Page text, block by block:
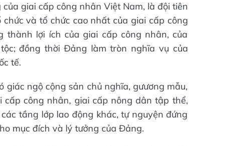
giai cấp công nhân Việt Nam, là đội tiên
và tổ chức cao nhất của giai cấp công
thành lợi ích của giai cấp công nhân, của
đồng thời Đảng làm tròn nghĩa vụ của
tế.
ngộ cộng sản chủ nghĩa, gưương mẫu,
công nhân, giai cấp nông dân tập thể,
tầng lớp lao động khác, tự nguyện đứng
mục đích và lý tưởng của Đảng.